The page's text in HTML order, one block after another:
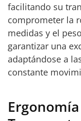
facilitando su
comprometer la
medidas y el
garantizar una
adaptándose a
constante